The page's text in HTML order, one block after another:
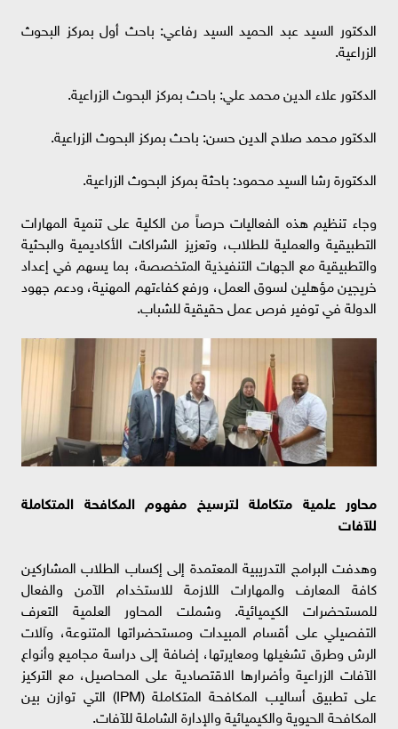
الدكتور السيد عبد الحميد السيد رفاعي: باحث أول بمركز البحوث
الزراعية.
الدكتور علاء الدين محمد علي: باحث بمركز البحوث الزراعية.
الدكتور محمد صلاح الدين حسن: باحث بمركز البحوث الزراعية.
الدكتورة رشا السيد محمود: باحثة بمركز البحوث الزراعية.
وجاء تنظيم هذه الفعاليات حرصاً من الكلية على تنمية المهارات
التطبيقية والعملية للطلاب، وتعزيز الشراكات الأكاديمية والبحثية
والتطبيقية مع الجهات التنفيذية المتخصصة، بما يسهم في إعداد
خريجين مؤهلين لسوق العمل، ورفع كفاءتهم المهنية، ودعم جهود
الدولة في توفير فرص عمل حقيقية للشباب.
محاور علمية متكاملة لترسيخ مفهوم المكافحة المتكاملة
للآفات
وهدفت البرامج التدريبية المعتمدة إلى إكساب الطلاب المشاركين
كافة المعارف والمهارات اللازمة للاستخدام الآمن والفعال
للمستحضرات الكيميائية. وشملت المحاور العلمية التعرف
التفصيلي على أقسام المبيدات ومستحضراتها المتنوعة، وآلات
الرش وطرق تشغيلها ومعايرتها، إضافة إلى دراسة مجاميع وأنواع
الآفات الزراعية وأضرارها الاقتصادية على المحاصيل، مع التركيز
على تطبيق أساليب المكافحة المتكاملة (IPM) التي توازن بين
المكافحة الحيوية والكيميائية والإدارة الشاملة للآفات.